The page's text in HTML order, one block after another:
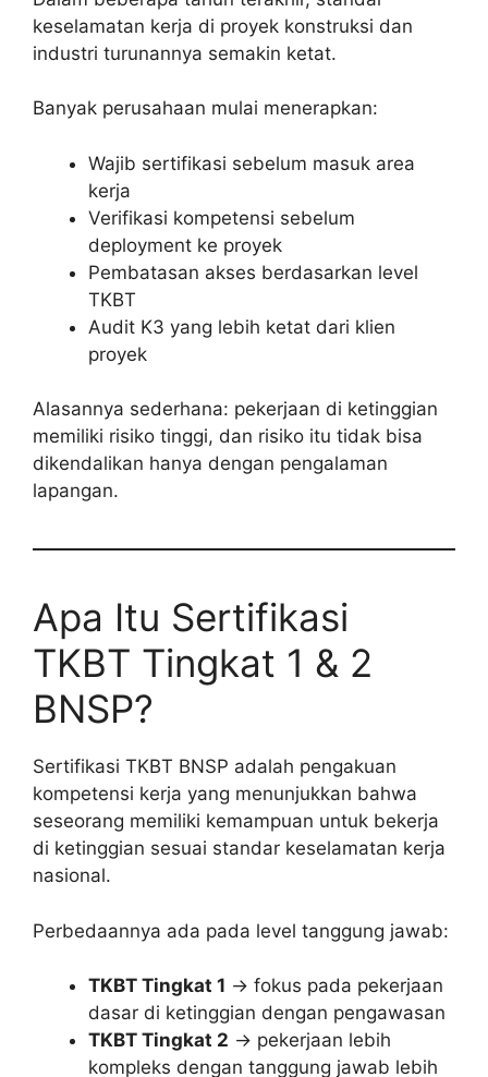
keselamatan kerja di proyek konstruksi dan
industri turunannya semakin ketat.
Banyak perusahaan mulai menerapkan:
Wajib sertifikasi sebelum masuk area
kerja
Verifikasi kompetensi sebelum
deployment ke proyek
Pembatasan akses berdasarkan level
TKBT
Audit K3 yang lebih ketat dari klien
proyek
Alasannya sederhana: pekerjaan di ketinggian
memiliki risiko tinggi, dan risiko itu tidak bisa
dikendalikan hanya dengan pengalaman
lapangan.
Apa Itu Sertifikasi
TKBT Tingkat 1 & 2
BNSP?
Sertifikasi TKBT BNSP adalah pengakuan
kompetensi kerja yang menunjukkan bahwa
seseorang memiliki kemampuan untuk bekerja
di ketinggian sesuai standar keselamatan kerja
nasional.
Perbedaannya ada pada level tanggung jawab:
TKBT Tingkat 1 → fokus pada pekerjaan
dasar di ketinggian dengan pengawasan
TKBT Tingkat 2 → pekerjaan lebih
kompleks dengan tanggung jawab lebih